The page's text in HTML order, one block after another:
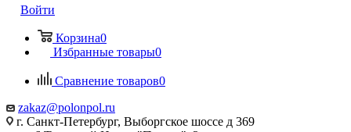
Войти
Корзина0
Избранные товары0
Сравнение товаров0
zakaz@polonpol.ru
г. Санкт-Петербург, Выборгское шоссе д 369